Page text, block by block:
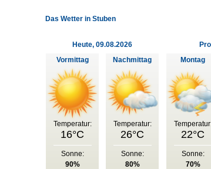
Das Wetter in Stuben
Heute, 09.08.2026
Vormittag
Temperatur:
16°C
Sonne:
90%
Nachmittag
Temperatur:
26°C
Sonne:
80%
Montag
22°C
Sonne:
70%